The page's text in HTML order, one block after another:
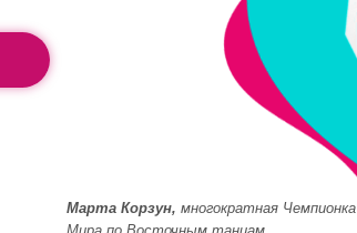
Марта Корзун, многократная Чемпионка